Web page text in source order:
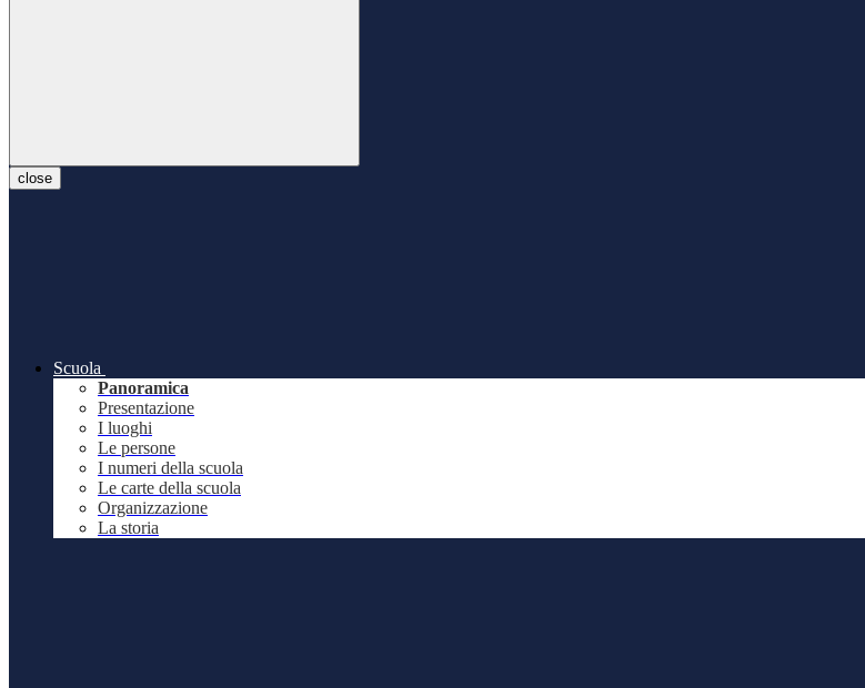
close
Scuola
Panoramica
Presentazione
I luoghi
Le persone
I numeri della scuola
Le carte della scuola
Organizzazione
La storia